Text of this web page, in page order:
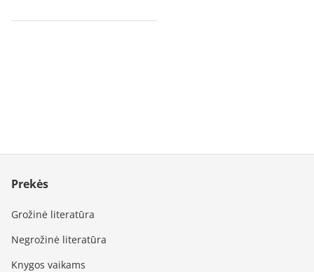
Prekės
Grožinė literatūra
Negrožinė literatūra
Knygos vaikams